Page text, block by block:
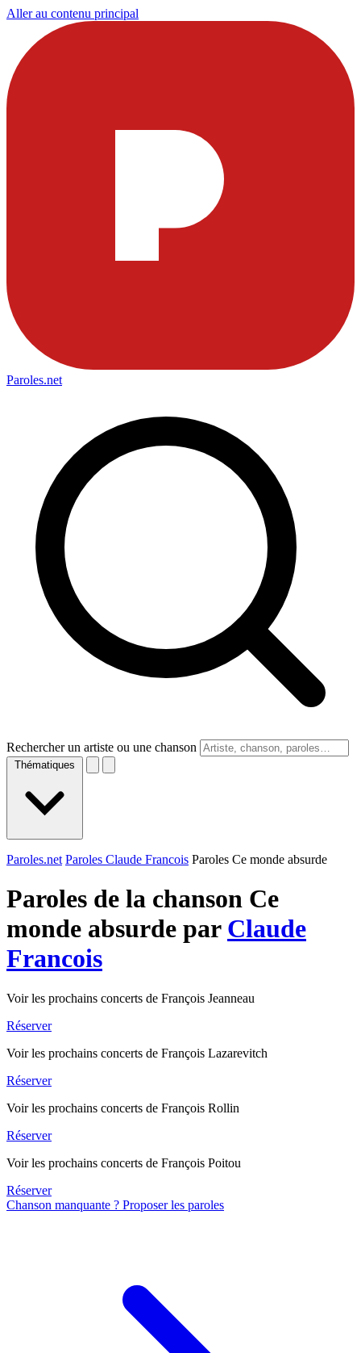
Aller au contenu principal
Paroles.net
Rechercher un artiste ou une chanson
Thématiques
Paroles.net Paroles Claude Francois Paroles Ce monde absurde
Paroles de la chanson Ce
monde absurde par Claude
Francois
Voir les prochains concerts de François Jeanneau
Réserver
Voir les prochains concerts de François Lazarevitch
Réserver
Voir les prochains concerts de François Rollin
Réserver
Voir les prochains concerts de François Poitou
Réserver
Chanson manquante ? Proposer les paroles